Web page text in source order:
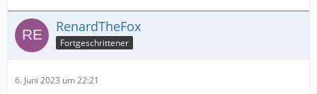
Hohlräume am Unterboden waren gewissermaßen
"unbehandelt".
Die gute Nachricht: Die Blechqualität ist dermaßen…
RenardTheFox
Fortgeschrittener
6. Juni 2023 um 22:21